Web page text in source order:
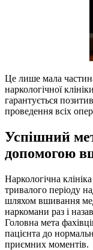
Це лише мала
наркологічної
гарантується
проведення всіх
Успішний
допомогою
Наркологічна
тривалого періоду
шляхом вшивання
наркомани раз і
Головна мета
пацієнта до
приємних моментів.